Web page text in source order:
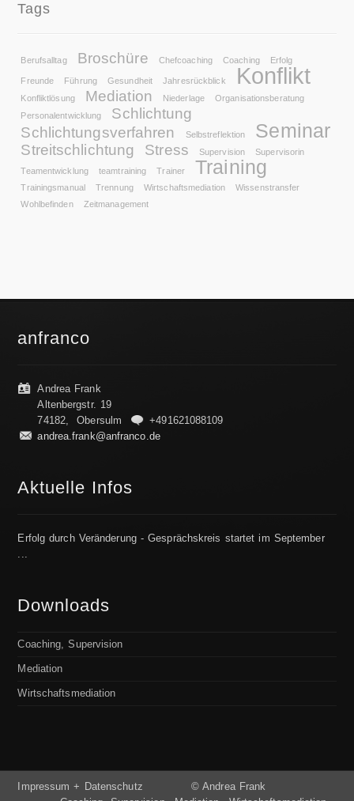
Tags
Berufsalltag Broschüre Chefcoaching Coaching Erfolg
Freunde Führung Gesundheit Jahresrückblick Konflikt
Konfliktlösung Mediation Niederlage
Organisationsberatung
Personalentwicklung
Schlichtung
Schlichtungsverfahren
Selbstreflektion Seminar
Streitschlichtung Stress Supervision
Supervisorin
Teamentwicklung
teamtraining Trainer Training
Trainingsmanual Trennung Wirtschaftsmediation
Wissenstransfer
Wohlbefinden
Zeitmanagement
anfranco
Andrea Frank
Altenbergstr. 19
74182, Obersulm
+491621088109
andrea.frank@anfranco.de
Aktuelle Infos
Erfolg durch Veränderung - Gesprächskreis startet im September
...
Downloads
Coaching, Supervision
Mediation
Wirtschaftsmediation
Impressum + Datenschutz © Andrea Frank